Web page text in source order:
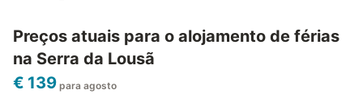
Preços atuais para o alojamento de férias
na Serra da Lousã
€ 139 para agosto